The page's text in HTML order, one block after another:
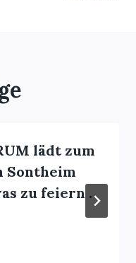
lädt zum
Sontheim
zu feiern .